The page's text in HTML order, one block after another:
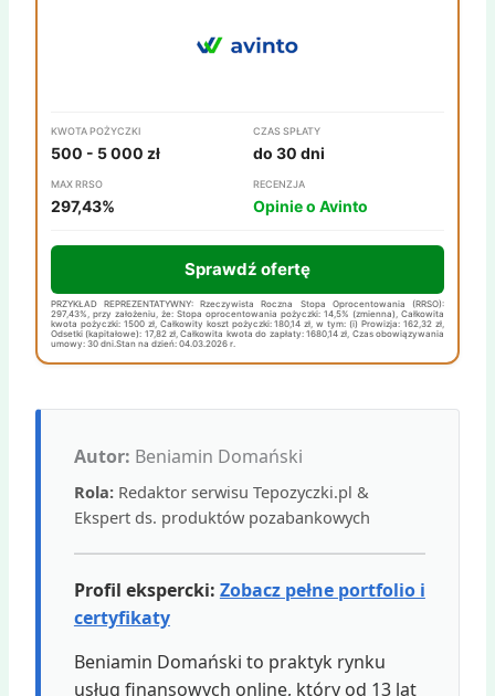
KWOTA POŻYCZKI
500 - 5 000 zł
CZAS SPŁATY
do 30 dni
MAX RRSO
297,43%
RECENZJA
Opinie o Avinto
Sprawdź ofertę
PRZYKŁAD REPREZENTATYWNY: Rzeczywista Roczna Stopa Oprocentowania (RRSO):
297,43%, przy założeniu, że: Stopa oprocentowania pożyczki: 14,5% (zmienna), Całkowita
kwota pożyczki: 1500 zł, Całkowity koszt pożyczki: 180,14 zł, w tym: (i) Prowizja: 162,32 zł,
Odsetki (kapitałowe): 17,82 zł, Całkowita kwota do zapłaty: 1680,14 zł, Czas obowiązywania
umowy: 30 dni.Stan na dzień: 04.03.2026 r.
Autor: Beniamin Domański
Rola: Redaktor serwisu Tepozyczki.pl &
Ekspert ds. produktów pozabankowych
Profil ekspercki: Zobacz pełne portfolio i
certyfikaty
Beniamin Domański to praktyk rynku
usług finansowych online, który od 13 lat